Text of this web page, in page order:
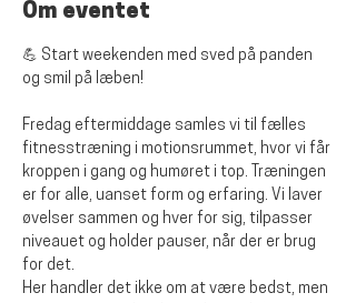
Om eventet
💪 Start weekenden med sved på panden
og smil på læben!
Fredag eftermiddage samles vi til fælles
fitnesstræning i motionsrummet, hvor vi får
kroppen i gang og humøret i top. Træningen
er for alle, uanset form og erfaring. Vi laver
øvelser sammen og hver for sig, tilpasser
niveauet og holder pauser, når der er brug
for det.
Her handler det ikke om at være bedst, men